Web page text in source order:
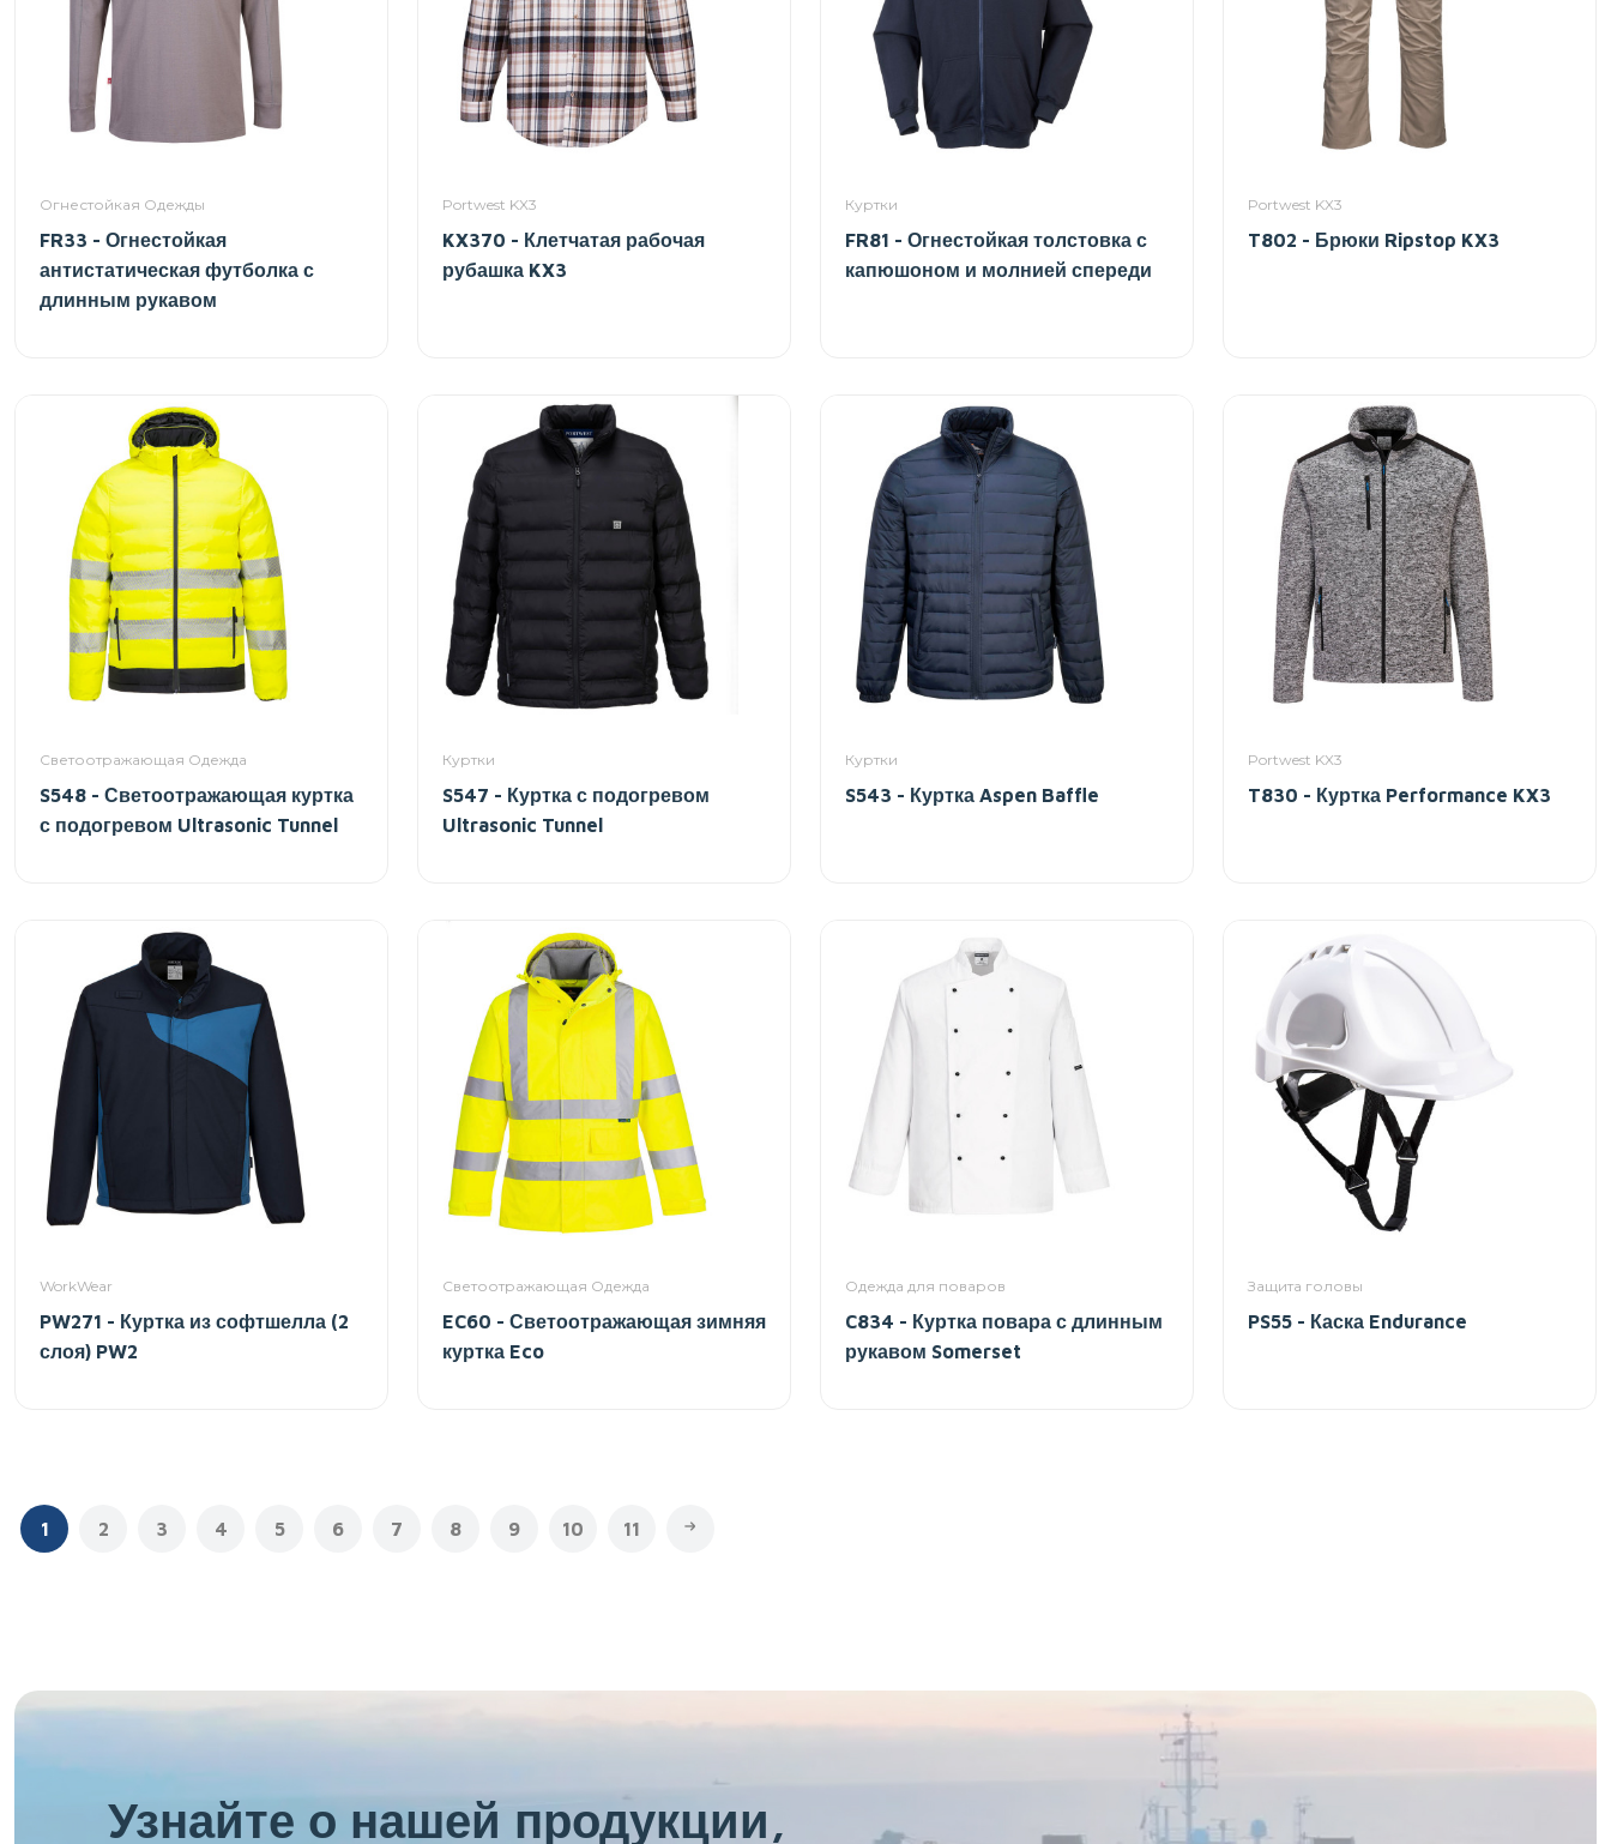
Огнестойкая Одежды
FR33 - Огнестойкая
антистатическая футболка с
длинным рукавом
Portwest KX3
KX370 - Клетчатая рабочая
рубашка KX3
Куртки
FR81 - Огнестойкая толстовка с
капюшоном и молнией спереди
Portwest KX3
T802 - Брюки Ripstop KX3
Светоотражающая Одежда
S548 - Светоотражающая куртка
с подогревом Ultrasonic Tunnel
Куртки
S547 - Куртка с подогревом
Ultrasonic Tunnel
Куртки
S543 - Куртка Aspen Baffle
Portwest KX3
T830 - Куртка Performance KX3
WorkWear
PW271 - Куртка из софтшелла (2
слоя) PW2
Светоотражающая Одежда
EC60 - Светоотражающая зимняя
куртка Eco
Одежда для поваров
C834 - Куртка повара с длинным
рукавом Somerset
Защита головы
PS55 - Каска Endurance
1 2 3 4 5 6 7 8 9 10 11
Узнайте о нашей продукции,